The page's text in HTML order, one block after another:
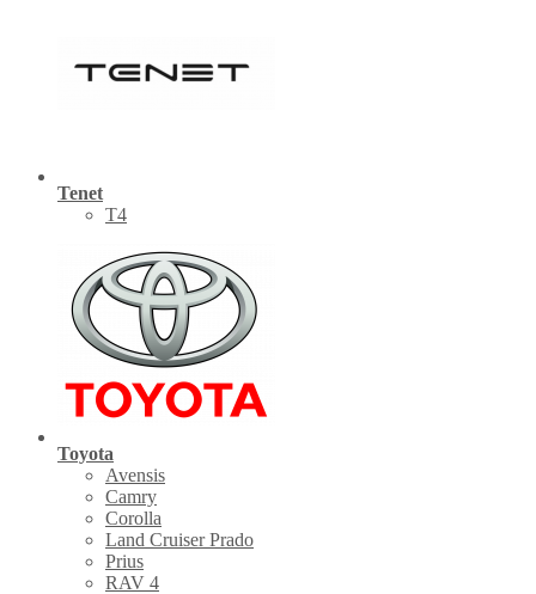
Tenet
Т4
Toyota
Avensis
Camry
Corolla
Land Cruiser Prado
Prius
RAV 4